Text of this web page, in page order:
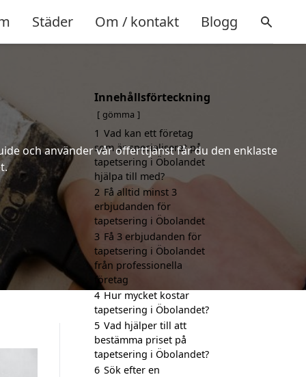
Städer Om / kontakt Blogg
och använder vår offerttjänst får du den enklaste
Innehållsförteckning
gömma
1 Vad kan ett företag
som är specialiserat på
tapetsering i Öbolandet
hjälpa till med?
2 Få alltid minst 3
erbjudanden för
tapetsering i Öbolandet
3 Få 3 erbjudanden för
tapetsering i Öbolandet
från professionella
företag
4 Hur mycket kostar
tapetsering i Öbolandet?
5 Vad hjälper till att
bestämma priset på
tapetsering i Öbolandet?
6 Sök efter en